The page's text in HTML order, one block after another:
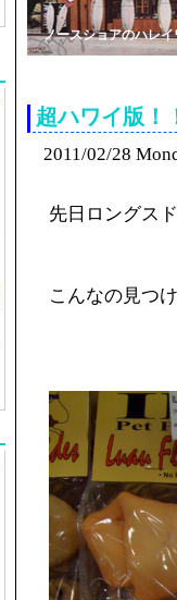
ノースショアのハレ
超ハワイ版！
2011/02/28
先日ロングス
こんなの見つ